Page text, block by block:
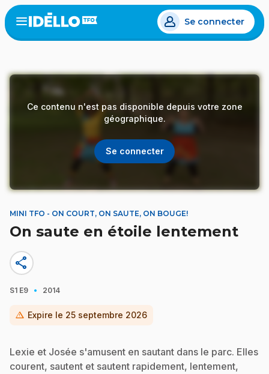
Aller
au
contenu
Open
menu
Se connecter
Ce contenu n'est pas disponible depuis votre zone
géographique.
Se connecter
MINI TFO - ON COURT, ON SAUTE, ON BOUGE!
On saute en étoile lentement
share
S1 E9 · 2014
warning Expire le 25 septembre 2026
Lexie et Josée s'amusent en sautant dans le parc. Elles
courent, sautent et sautent rapidement, lentement,